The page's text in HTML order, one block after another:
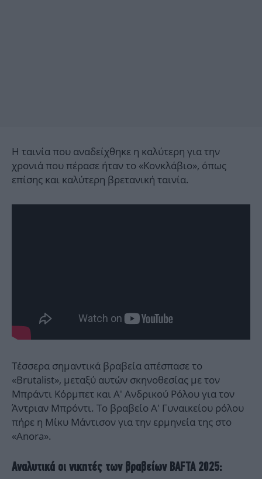
Η ταινία που αναδείχθηκε η καλύτερη για την
χρονιά που πέρασε ήταν το «Κονκλάβιο», όπως
επίσης και καλύτερη βρετανική ταινία.
Τέσσερα σημαντικά βραβεία απέσπασε το
«Brutalist», μεταξύ αυτών σκηνοθεσίας με τον
Μπράντι Κόρμπετ και Α' Ανδρικού Ρόλου για τον
Άντριαν Μπρόντι. Το βραβείο Α' Γυναικείου ρόλου
πήρε η Μίκυ Μάντισον για την ερμηνεία της στο
«Anora».
Αναλυτικά οι νικητές των βραβείων BAFTA 2025: